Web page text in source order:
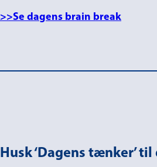
>>Se dagens brain break
Husk ‘Dagens tænker’